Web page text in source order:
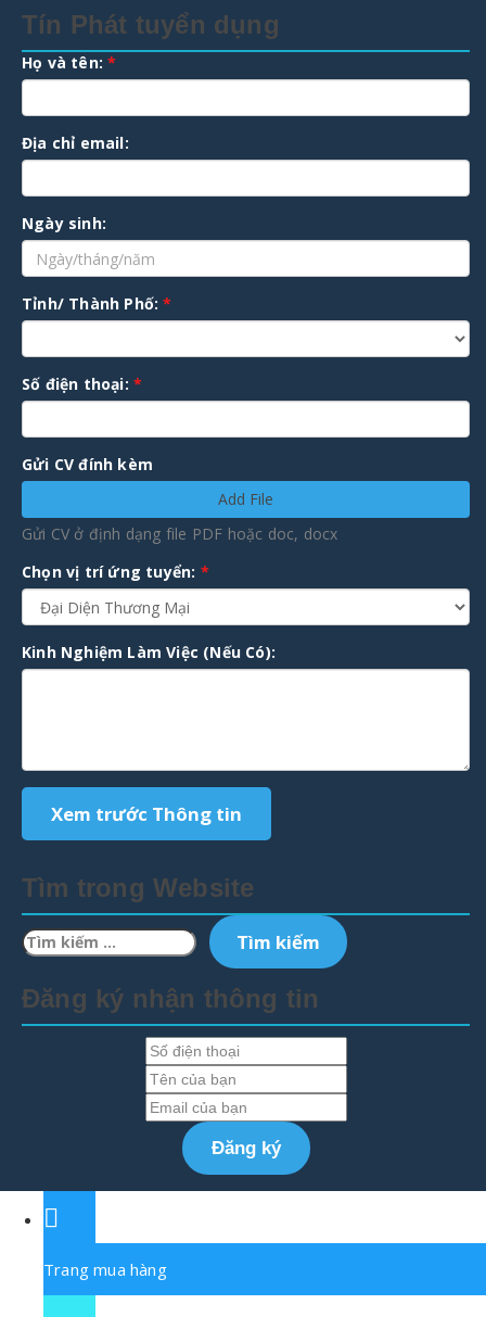
Tín Phát tuyển dụng
Họ và tên:*
Địa chỉ email:
Ngày sinh:
Tỉnh/ Thành Phố:*
Số điện thoại: *
Gửi CV đính kèm
Add File
Gửi CV ở định dạng file PDF hoặc doc, docx
Chọn vị trí ứng tuyển: *
Kinh Nghiệm Làm Việc (Nếu Có):
Tìm trong Website
Tìm
kiếm
Đăng ký nhận thông tin
Trang mua hàng